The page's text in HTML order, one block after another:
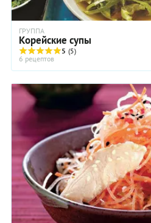
ГРУППА
Корейские супы
5 (5)
6 рецептов